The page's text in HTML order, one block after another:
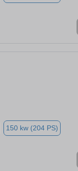
150 kw (204 PS)